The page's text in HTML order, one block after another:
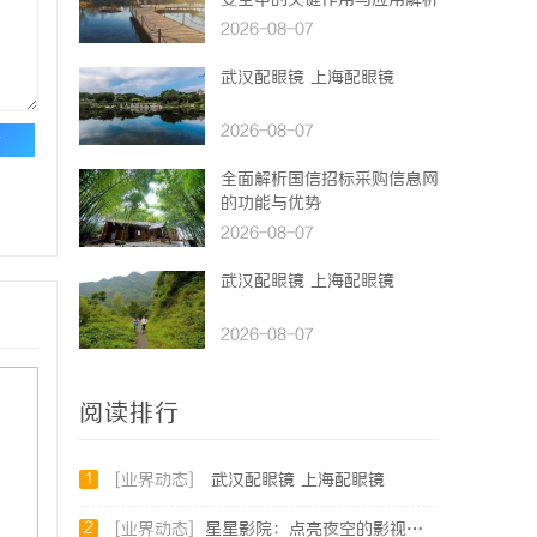
2026-08-07
武汉配眼镜 上海配眼镜
2026-08-07
全面解析国信招标采购信息网
的功能与优势
2026-08-07
武汉配眼镜 上海配眼镜
2026-08-07
阅读排行
1 [业界动态] 武汉配眼镜 上海配眼镜
2 [业界动态] 星星影院：点亮夜空的影视盛宴，打造极致观影体验